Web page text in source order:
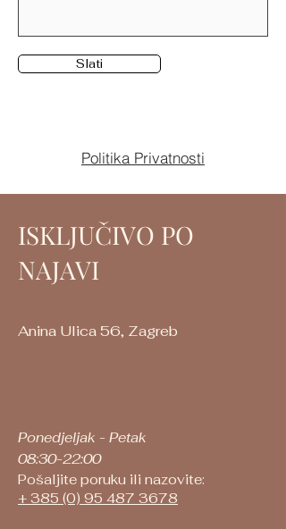
Slati
Politika Privatnosti
ISKLJUČIVO PO
NAJAVI
Anina Ulica 56, Zagreb
Ponedjeljak - Petak
08:30-22:00
Pošaljite poruku ili nazovite:
+ 385 (0) 95 487 3678